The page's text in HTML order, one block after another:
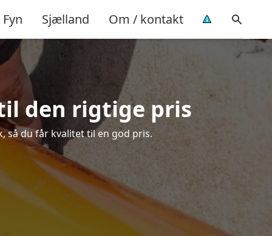
Fyn Sjælland Om / kontakt
den rigtige pris
så du får kvalitet til en god pris.